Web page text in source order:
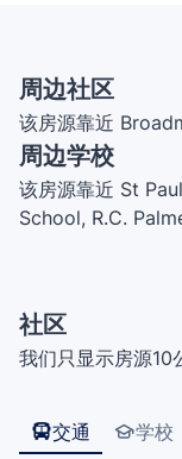
周边社区
该房源靠近
周边学校
该房源靠近 St
School, R.C.
W.D. Ferris
Elementary
McNair
School
社区
我们只显示房源10
交通 学校